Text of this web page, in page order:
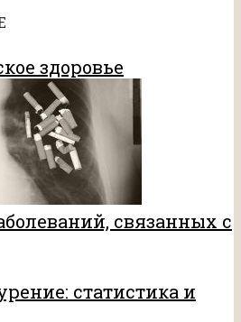
здоровье
связанных с
статистика и